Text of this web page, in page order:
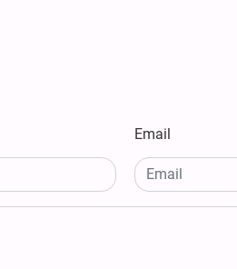
Email